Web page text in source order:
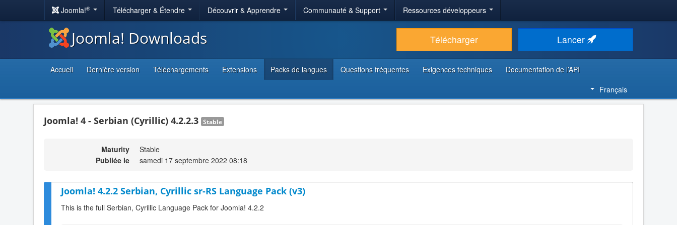
Joomla!® Télécharger & Étendre Découvrir & Apprendre Communauté & Support Ressources développeurs
Joomla! Downloads Télécharger Lancer
Accueil Dernière version Téléchargements Extensions Packs de langues Questions fréquentes Exigences techniques
Documentation de l’API
Français
Joomla! 4 - Serbian (Cyrillic) 4.2.2.3 Stable
Maturity
Stable
Publiée le
samedi 17 septembre 2022 08:18
Joomla! 4.2.2 Serbian, Cyrillic sr-RS Language Pack (v3)
This is the full Serbian, Cyrillic Language Pack for Joomla! 4.2.2